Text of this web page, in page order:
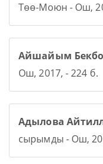
Төө-Моюн - Ош,
Айшайым
Ош, 2017, - 224 б.
Адылова
сырымды - Ош,